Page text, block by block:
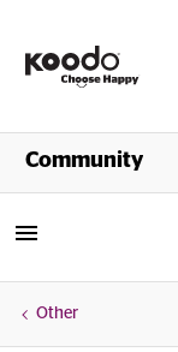
Shop
Community
Other